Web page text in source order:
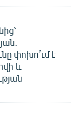
փոխո՞ւմ է
և